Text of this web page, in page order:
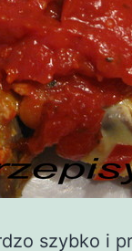
szybko i